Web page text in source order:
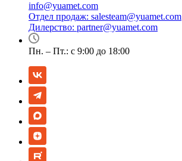
info@yuamet.com
Отдел продаж: salesteam@yuamet.com
Дилерство: partner@yuamet.com
Пн. – Пт.: с 9:00 до 18:00